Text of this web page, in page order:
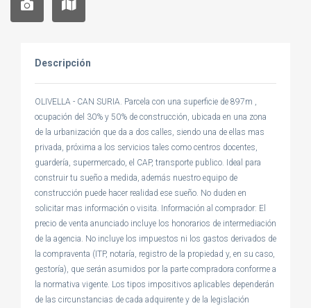
Descripción
OLIVELLA - CAN SURIA. Parcela con una superficie de 897m ,
ocupación del 30% y 50% de construcción, ubicada en una zona
de la urbanización que da a dos calles, siendo una de ellas mas
privada, próxima a los servicios tales como centros docentes,
guardería, supermercado, el CAP, transporte publico. Ideal para
construir tu sueño a medida, además nuestro equipo de
construcción puede hacer realidad ese sueño. No duden en
solicitar mas información o visita. Información al comprador: El
precio de venta anunciado incluye los honorarios de intermediación
de la agencia. No incluye los impuestos ni los gastos derivados de
la compraventa (ITP, notaría, registro de la propiedad y, en su caso,
gestoría), que serán asumidos por la parte compradora conforme a
la normativa vigente. Los tipos impositivos aplicables dependerán
de las circunstancias de cada adquirente y de la legislación